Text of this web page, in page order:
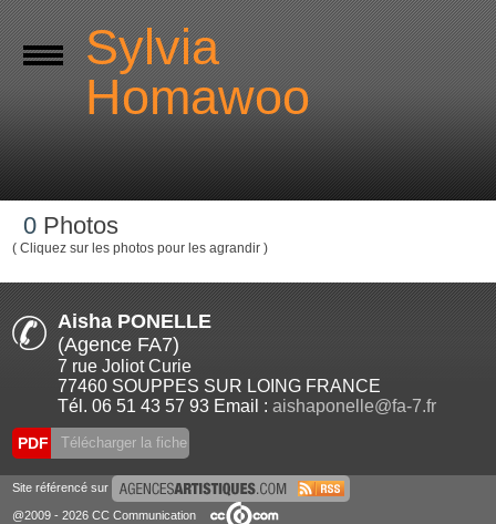
Sylvia
Homawoo
0 Photos
( Cliquez sur les photos pour les agrandir )
Aisha PONELLE
(Agence FA7)
7 rue Joliot Curie
77460 SOUPPES SUR LOING FRANCE
Tél. 06 51 43 57 93 Email :aishaponelle@fa-7.fr
PDF Télécharger la fiche
Site référencé sur
@2009 - 2026 CC Communication